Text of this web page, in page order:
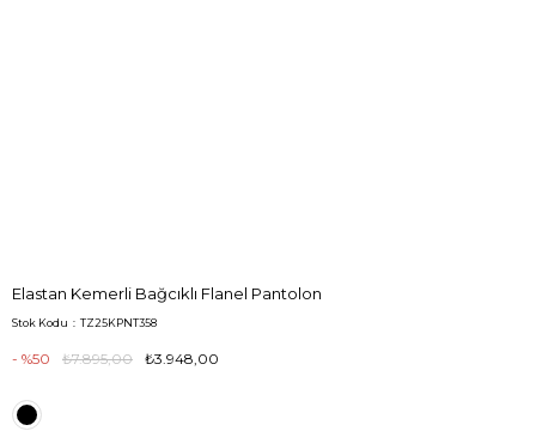
Elastan Kemerli Bağcıklı Flanel Pantolon
Stok Kodu TZ25KPNT358
50 ₺7.895,00 ₺3.948,00